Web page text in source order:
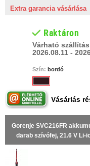
Extra garancia vásárlása
Raktáron
Várható
2026.08.11 -
Szín: bordó
Vásárlás
Gorenje SVC216FR
darab szívófej, 21.6 V Li-